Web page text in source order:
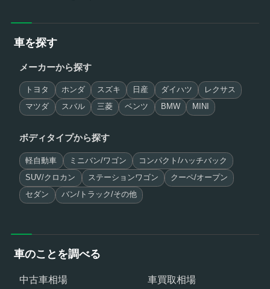
車を探す
メーカーから探す
トヨタ ホンダ スズキ 日産 ダイハツ レクサス
マツダ スバル 三菱 ベンツ BMW MINI
ボディタイプから探す
軽自動車 ミニバン/ワゴン コンパクト/ハッチバック
SUV/クロカン ステーションワゴン クーペ/オープン
セダン バン/トラック/その他
車のことを調べる
中古車相場
車買取相場